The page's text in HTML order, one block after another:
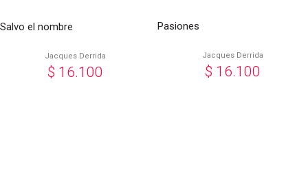
Salvo el nombre
Jacques Derrida
$ 16.100
Pasiones
Jacques Derrida
$ 16.100